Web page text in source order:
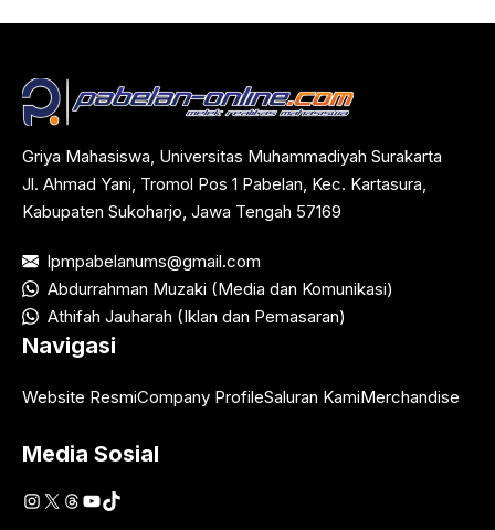
Griya Mahasiswa, Universitas Muhammadiyah Surakarta
Jl. Ahmad Yani, Tromol Pos 1 Pabelan, Kec. Kartasura,
Kabupaten Sukoharjo, Jawa Tengah 57169
lpmpabelanums@gmail.com
Abdurrahman Muzaki (Media dan Komunikasi)
Athifah Jauharah (Iklan dan Pemasaran)
Navigasi
Website ResmiCompany ProfileSaluran KamiMerchandise
Media Sosial
Instagram
X Threads
YouTube
TikTok